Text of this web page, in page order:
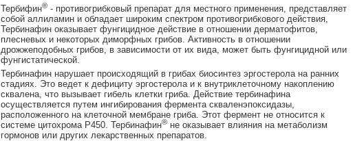
Тербифин®- противогрибковый препарат для местного применения, представляет
собой аллиламин и обладает широким спектром противогрибкового действия,
Тербинафин оказывает фунгицидное действие в отношении дерматофитов,
плесневых и некоторых диморфных грибов. Активность в отношении
дрожжеподобных грибов, в зависимости от их вида, может быть фунгицидной или
фунгистатической.
Тербинафин нарушает происходящий в грибах биосинтез эргостерола на ранних
стадиях. Это ведет к дефициту эргостерола и к внутриклеточному накоплению
сквалена, что вызывает гибель клетки гриба. Действие тербинафина
осуществляется путем ингибирования фермента скваленэпоксидазы,
расположенного на клеточной мембране гриба. Этот фермент не относится к
системе цитохрома Р450. Тербинафин®не оказывает влияния на метаболизм
гормонов или других лекарственных препаратов.